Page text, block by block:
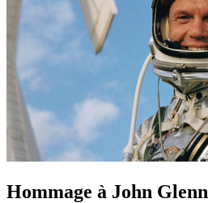
Hommage à John Glenn